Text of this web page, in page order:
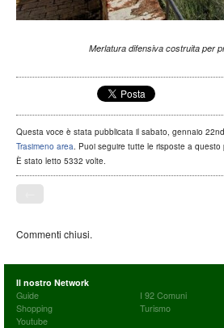
Merlatura difensiva costruita per
Questa voce è stata pubblicata il sabato, gennaio
Trasimeno area. Puoi seguire tutte le risposte a questo
È stato letto 5332 volte.
Commenti chiusi.
Il nostro Network
Guide
I 92 Comuni
Shopping
Turismo
Youtube